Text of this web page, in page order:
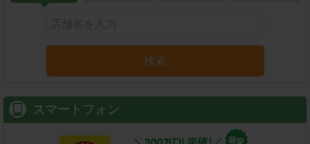
検索
スマートフォン